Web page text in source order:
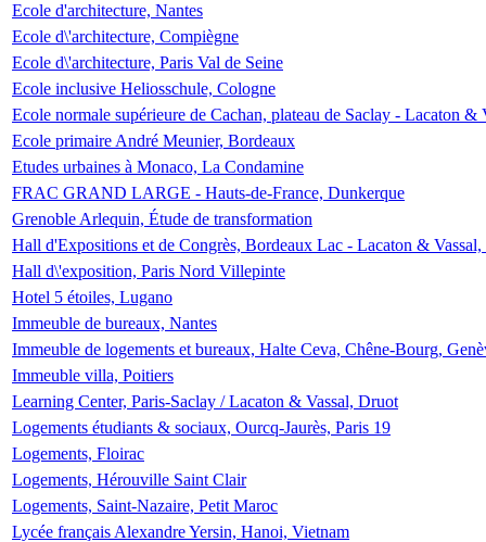
Ecole d'architecture, Nantes
Ecole d\'architecture, Compiègne
Ecole d\'architecture, Paris Val de Seine
Ecole inclusive Heliosschule, Cologne
Ecole normale supérieure de Cachan, plateau de Saclay - Lacaton &
Ecole primaire André Meunier, Bordeaux
Etudes urbaines à Monaco, La Condamine
FRAC GRAND LARGE - Hauts-de-France, Dunkerque
Grenoble Arlequin, Étude de transformation
Hall d'Expositions et de Congrès, Bordeaux Lac - Lacaton &
Hall d\'exposition, Paris Nord Villepinte
Hotel 5 étoiles, Lugano
Immeuble de bureaux, Nantes
Immeuble de logements et bureaux, Halte Ceva, Chêne-Bourg,
Immeuble villa, Poitiers
Learning Center, Paris-Saclay / Lacaton & Vassal, Druot
Logements étudiants & sociaux, Ourcq-Jaurès, Paris 19
Logements, Floirac
Logements, Hérouville Saint Clair
Logements, Saint-Nazaire, Petit Maroc
Lycée français Alexandre Yersin, Hanoi, Vietnam